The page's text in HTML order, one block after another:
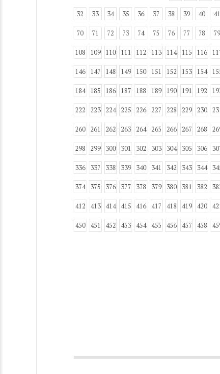
32 33 34 35 36 37 38 39 40 41
70 71 72 73 74 75 76 77 78 79
108 109 110 111 112 113 114 115 116
146 147 148 149 150 151 152 153 154
184 185 186 187 188 189 190 191 192
222 223 224 225 226 227 228 229 230
260 261 262 263 264 265 266 267 268
298 299 300 301 302 303 304 305 306
336 337 338 339 340 341 342 343 344
374 375 376 377 378 379 380 381 382
412 413 414 415 416 417 418 419 420
450 451 452 453 454 455 456 457 458